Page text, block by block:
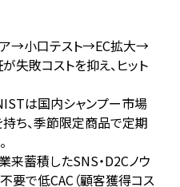
ア→小口テスト→EC拡大→
失敗コストを抑え、ヒット
は国内シャンプー市場
ち、季節限定商品で定期
来蓄積したSNS・D2Cノウ
要で低CAC（顧客獲得コス